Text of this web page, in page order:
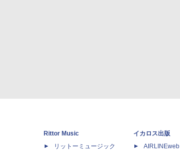
Rittor Music
リットーミュージック
イカロス出版
AIRLINEweb